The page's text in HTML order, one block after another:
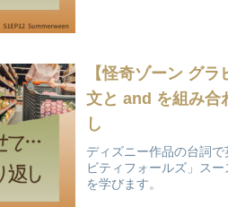
【怪奇ゾーン グ
文と and を組み
し
ディズニー作品の台詞
ビティフォールズ」ス
を学びます。